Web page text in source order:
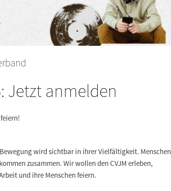
Jetzt anmelden
wird sichtbar in ihrer Vielfältigkeit. Menschen
zusammen. Wir wollen den CVJM erleben,
und ihre Menschen feiern.